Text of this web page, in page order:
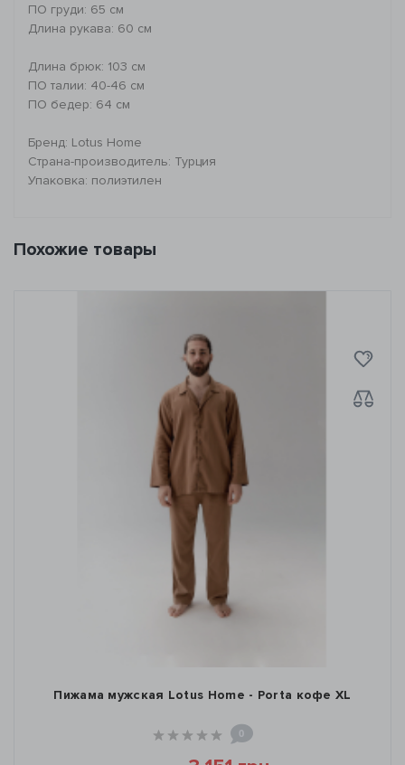
ПО груди: 65 см
Длина рукава: 60 см
Длина брюк: 103 см
ПО талии: 40-46 см
ПО бедер: 64 см
Бренд: Lotus Home
Страна-производитель: Турция
Упаковка: полиэтилен
Похожие товары
Пижама мужская Lotus Home - Porta кофе XL
0